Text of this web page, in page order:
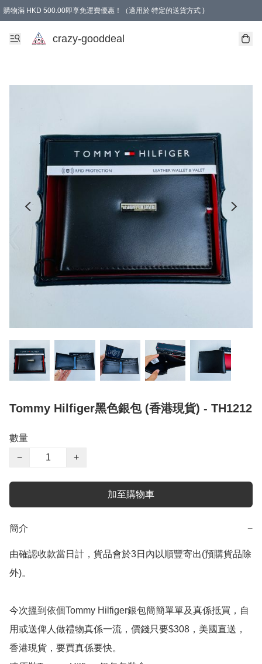
購物滿 HKD 500.00即享免運費優惠！（適用於 特定的送貨方式 )
成為會員可享免費禮品
crazy-gooddeal
Tommy Hilfiger黑色銀包 (香港現貨) - TH1212
數量
−
+
加至購物車
簡介 −
由確認收款當日計，貨品會於3日內以順豐寄出(預購貨品除
外)。
今次搵到依個Tommy Hilfiger銀包簡簡單單及真係抵買，自
用或送俾人做禮物真係一流，價錢只要$308，美國直送，
香港現貨，要買真係要快。